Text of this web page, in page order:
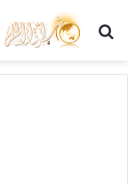
بحث عن